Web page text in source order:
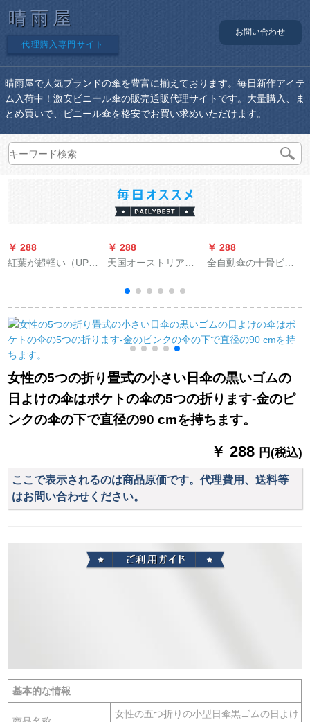
晴雨屋
代理購入専門サイト
お問い合わせ
晴雨屋で人気ブランドの傘を豊富に揃えております。毎日新作アイテ
ム入荷中！激安ビニール傘の販売通販代理サイトです。大量購入、ま
とめ買いで、ビニール傘を格安でお買い求めいただけます。
￥ 288
紅葉が超軽い（UPS
晴雨兼用傘のささぎ-
水色
￥ 288
天国オーストリアの
パレート式の男女电
气自动车のポンチ21-
7 AXジットの青いレ
ベルアジット（180-
185）
￥ 288
全自動傘の十骨ビネ
ズに補強します。
女性の5つの折り畳式の小さい日伞の黒いゴムの
日よけの伞はポケトの伞の5つの折ります-金のピ
ンクの伞の下で直径の90 cmを持ちます。
￥ 288 円(税込)
ここで表示されるのは商品原価です。代理費用、送料等
はお問い合わせください。
基本的な情報
女性の五つ折りの小型日傘黒ゴムの日よけ